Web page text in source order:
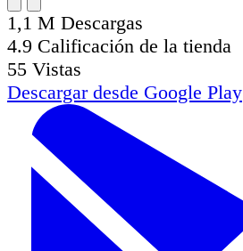
1,1 M Descargas
4.9 Calificación de la tienda
55 Vistas
Descargar desde Google Play